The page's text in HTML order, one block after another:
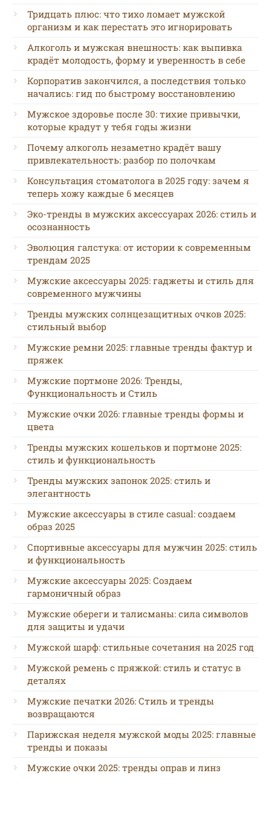
Тридцать плюс: что тихо ломает мужской
организм и как перестать это игнорировать
Алкоголь и мужская внешность: как выпивка
крадёт молодость, форму и уверенность в себе
Корпоратив закончился, а последствия только
начались: гид по быстрому восстановлению
Мужское здоровье после 30: тихие привычки,
которые крадут у тебя годы жизни
Почему алкоголь незаметно крадёт вашу
привлекательность: разбор по полочкам
Консультация стоматолога в 2025 году: зачем я
теперь хожу каждые 6 месяцев
Эко-тренды в мужских аксессуарах 2026: стиль и
осознанность
Эволюция галстука: от истории к современным
трендам 2025
Мужские аксессуары 2025: гаджеты и стиль для
современного мужчины
Тренды мужских солнцезащитных очков 2025:
стильный выбор
Мужские ремни 2025: главные тренды фактур и
пряжек
Мужские портмоне 2026: Тренды,
Функциональность и Стиль
Мужские очки 2026: главные тренды формы и
цвета
Тренды мужских кошельков и портмоне 2025:
стиль и функциональность
Тренды мужских запонок 2025: стиль и
элегантность
Мужские аксессуары в стиле casual: создаем
образ 2025
Спортивные аксессуары для мужчин 2025: стиль
и функциональность
Мужские аксессуары 2025: Создаем
гармоничный образ
Мужские обереги и талисманы: сила символов
для защиты и удачи
Мужской шарф: стильные сочетания на 2025 год
Мужской ремень с пряжкой: стиль и статус в
деталях
Мужские печатки 2026: Стиль и тренды
возвращаются
Парижская неделя мужской моды 2025: главные
тренды и показы
Мужские очки 2025: тренды оправ и линз